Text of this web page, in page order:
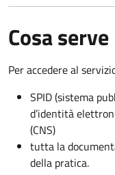
Cosa serve
Per accedere al
SPID (sistema
d’identità
(CNS)
tutta la
della pratica.